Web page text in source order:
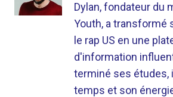
Dylan, fondateur du
Youth, a transformé
le rap US en une
d'information
terminé ses études,
temps et son